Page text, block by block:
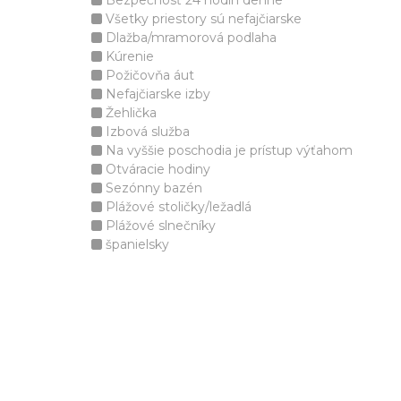
Všetky priestory sú nefajčiarske
Dlažba/mramorová podlaha
Kúrenie
Požičovňa áut
Nefajčiarske izby
Žehlička
Izbová služba
Na vyššie poschodia je prístup výťahom
Otváracie hodiny
Sezónny bazén
Plážové stoličky/ležadlá
Plážové slnečníky
španielsky